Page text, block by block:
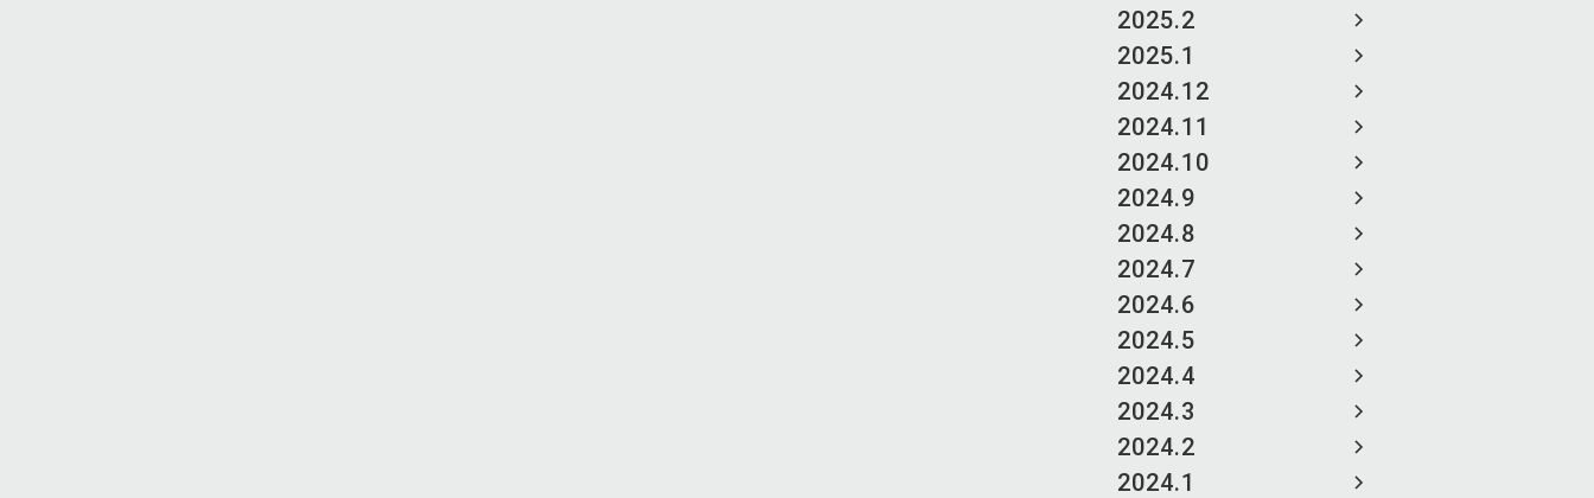
2025.2
2025.1
2024.12
2024.11
2024.10
2024.9
2024.8
2024.7
2024.6
2024.5
2024.4
2024.3
2024.2
2024.1